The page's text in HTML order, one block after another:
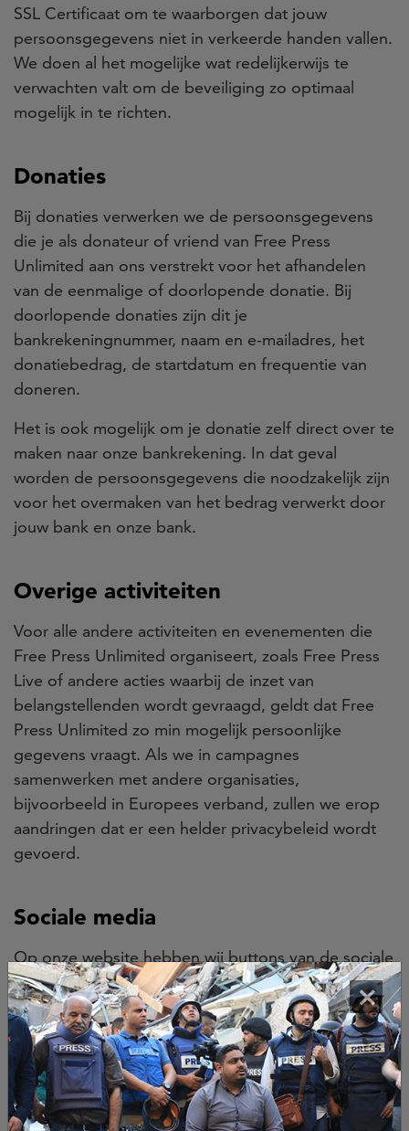
SSL Certificaat om te waarborgen dat jouw
persoonsgegevens niet in verkeerde handen vallen.
We doen al het mogelijke wat redelijkerwijs te
verwachten valt om de beveiliging zo optimaal
mogelijk in te richten.
Donaties
Bij donaties verwerken we de persoonsgegevens
die je als donateur of vriend van Free Press
Unlimited aan ons verstrekt voor het afhandelen
van de eenmalige of doorlopende donatie. Bij
doorlopende donaties zijn dit je
bankrekeningnummer, naam en e-mailadres, het
donatiebedrag, de startdatum en frequentie van
doneren.
Het is ook mogelijk om je donatie zelf direct over te
maken naar onze bankrekening. In dat geval
worden de persoonsgegevens die noodzakelijk zijn
voor het overmaken van het bedrag verwerkt door
jouw bank en onze bank.
Overige activiteiten
Voor alle andere activiteiten en evenementen die
Free Press Unlimited organiseert, zoals Free Press
Live of andere acties waarbij de inzet van
belangstellenden wordt gevraagd, geldt dat Free
Press Unlimited zo min mogelijk persoonlijke
gegevens vraagt. Als we in campagnes
samenwerken met andere organisaties,
bijvoorbeeld in Europees verband, zullen we erop
aandringen dat er een helder privacybeleid wordt
gevoerd.
Sociale media
Op onze website hebben wij buttons van de sociale
netwerken Facebook, Twitter, YouTube en LinkedIn,
zodat je eenvoudig informatie over Free Press
Unlimited kunt delen. Deze knoppen zijn stukjes
code van de sociale media zelf, en maken gebruik
van een cookie. Deze cookie onthoudt dat je
ingelogd bent zodat je niet elke keer op Twitter,
×